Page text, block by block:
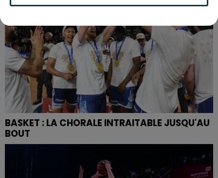
BASKET : LA CHORALE INTRAITABLE JUSQU'AU
BOUT